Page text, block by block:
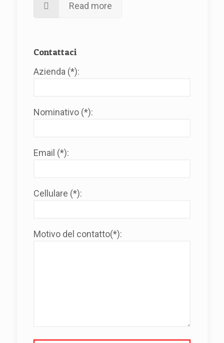
Read more
Contattaci
Azienda (*):
Nominativo (*):
Email (*):
Cellulare (*):
Motivo del contatto(*):